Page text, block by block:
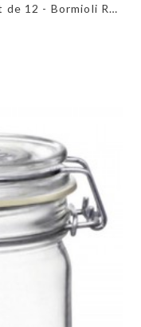
Bocal hermetique fido 12cl - lot de 12 - Bormioli Rocco